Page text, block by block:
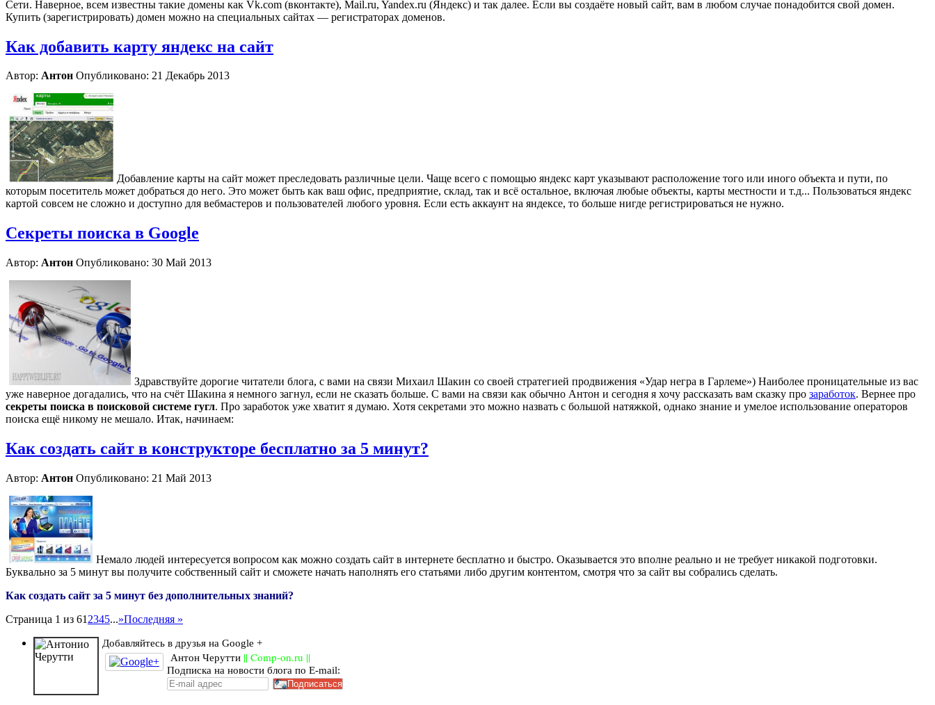
Сети. Наверное, всем известны такие домены как Vk.com (вконтакте), Mail.ru, Yandex.ru (Яндекс) и так далее. Если вы создаёте новый сайт, вам в любом случае понадобится свой домен.
Купить (зарегистрировать) домен можно на специальных сайтах — регистраторах доменов.
Как добавить карту яндекс на сайт
Автор: Антон Опубликовано: 21 Декабрь 2013
Добавление карты на сайт может преследовать различные цели. Чаще всего с помощью яндекс карт указывают расположение того или иного объекта и пути, по
которым посетитель может добраться до него. Это может быть как ваш офис, предприятие, склад, так и всё остальное, включая любые объекты, карты местности и т.д... Пользоваться яндекс
картой совсем не сложно и доступно для вебмастеров и пользователей любого уровня. Если есть аккаунт на яндексе, то больше нигде регистрироваться не нужно.
Секреты поиска в Google
Автор: Антон Опубликовано: 30 Май 2013
Здравствуйте дорогие читатели блога, с вами на связи Михаил Шакин со своей стратегией продвижения «Удар негра в Гарлеме») Наиболее проницательные из вас
уже наверное догадались, что на счёт Шакина я немного загнул, если не сказать больше. С вами на связи как обычно Антон и сегодня я хочу рассказать вам сказку про заработок. Вернее про
секреты поиска в поисковой системе гугл. Про заработок уже хватит я думаю. Хотя секретами это можно назвать с большой натяжкой, однако знание и умелое использование операторов
поиска ещё никому не мешало. Итак, начинаем:
Как создать сайт в конструкторе бесплатно за 5 минут?
Автор: Антон Опубликовано: 21 Май 2013
Немало людей интересуется вопросом как можно создать сайт в интернете бесплатно и быстро. Оказывается это вполне реально и не требует никакой подготовки.
Буквально за 5 минут вы получите собственный сайт и сможете начать наполнять его статьями либо другим контентом, смотря что за сайт вы собрались сделать.
Как создать сайт за 5 минут без дополнительных знаний?
Страница 1 из 61 2345...»Последняя »
Добавляйтесь в друзья на Google +
Антон Черутти || Comp-on.ru ||
Подписка на новости блога по E-mail: